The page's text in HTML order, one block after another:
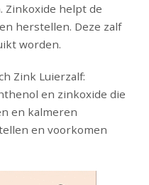
helpt de
herstellen. Deze zalf
worden.
Zink Luierzalf:
en zinkoxide die
en kalmeren
en voorkomen